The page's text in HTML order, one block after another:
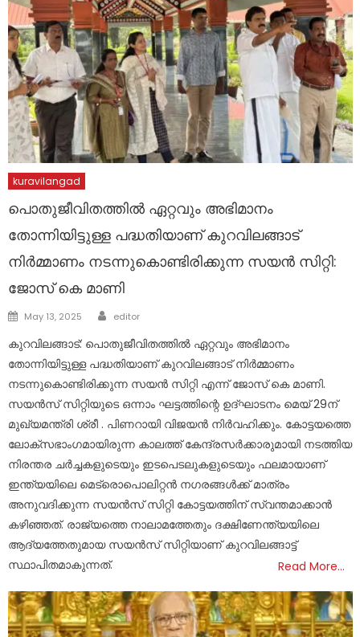
kuravilangad
പൊതുജീവിതത്തിൽ ഏറ്റവും അഭിമാനം
തോന്നിയിട്ടുള്ള പദ്ധതിയാണ് കുറവിലങ്ങാട്
നിർമ്മാണം നടന്നുകൊണ്ടിരിക്കുന്ന സയൻ സിറ്റി:
ജോസ് കെ മാണി
Posted
May 13, 2025 Author
editor
കുറവിലങ്ങാട്: പൊതുജീവിതത്തിൽ ഏറ്റവും അഭിമാനം
തോന്നിയിട്ടുള്ള പദ്ധതിയാണ് കുറവിലങ്ങാട് നിർമ്മാണം
നടന്നുകൊണ്ടിരിക്കുന്ന സയൻ സിറ്റി എന്ന് ജോസ് കെ മാണി.
സയന്‍സ് സിറ്റിയുടെ ഒന്നാം ഘട്ടത്തിന്റെ ഉദ്ഘാടനം മെയ് 29ന്
മുഖ്യമന്ത്രി ശ്രീ . പിണറായി വിജയൻ നിർവഹിക്കും. കോട്ടയത്തെ
ലോക്‌സഭാംഗമായിരുന്ന കാലത്ത് കേന്ദ്രസര്‍ക്കാരുമായി നടത്തിയ
നിരന്തര ചര്‍ച്ചകളുടെയും ഇടപെടലുകളുടെയും ഫലമായാണ്
ഇന്ത്യയിലെ മെട്രൊപൊലിറ്റന്‍ നഗരങ്ങള്‍ക്ക് മാത്രം
അനുവദിക്കുന്ന സയന്‍സ് സിറ്റി കോട്ടയത്തിന് സ്വന്തമാക്കാന്‍
കഴിഞ്ഞത്. രാജ്യത്തെ നാലാമത്തേതും ദക്ഷിണേന്ത്യയിലെ
ആദ്യത്തേതുമായ സയന്‍സ് സിറ്റിയാണ് കുറവിലങ്ങാട്ട്
സ്ഥാപിതമാകുന്നത്.
Read More…